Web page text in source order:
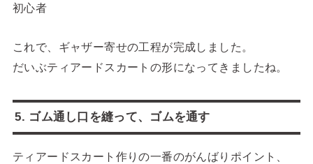
これで、ギャザー寄せの工程が完成しました。
だいぶティアードスカートの形になってきましたね。
5. ゴム通し口を縫って、ゴムを通す
ティアードスカート作りの一番のがんばりポイント、